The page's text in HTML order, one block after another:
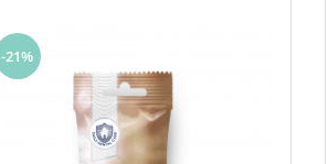
-21%